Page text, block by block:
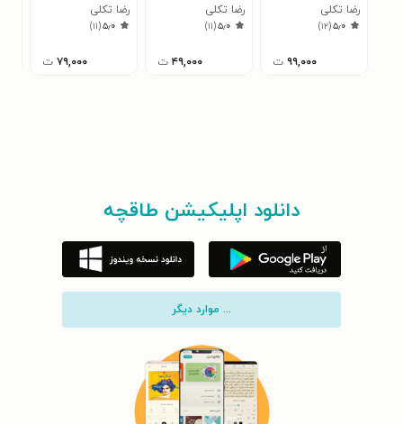
کیژن)
رضا تکلی
۵٫۰(۱۲)
۹۹,۰۰۰ ت
آریو)
رضا تکلی
۵٫۰(۱۱)
۴۹,۰۰۰ ت
برج سیاه)
رضا تکلی
۵٫۰(۱۱)
۷۹,۰۰۰ ت
دانلود اپلیکیشن طاقچه
... موارد دیگر